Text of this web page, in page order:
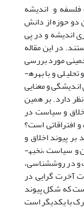
فلسفه و اندیشه
حوزه از دانش
اندیشه و در پی
در این مقاله
مورد بررسی
قرار گرفته است. مقاله حاضر با رویکردی توصیفی و تحلیلی و با بهره­
و معنایی
دارد. بر همین
و سیاست در
افتراقاتی است؟
بر پیوند اخلاق و
سیاست به منظور رسیدن به سعادت، وحدت دین و سیاست ،نخبه­
و در روش­شناسی،
آخرت گرایی در
است که شکل پیوند
با یکدیگر است